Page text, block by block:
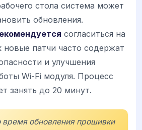
стола система может
обновления.
согласиться на
новые патчи часто содержат
и улучшения
Wi-Fi модуля. Процесс
занять до 20 минут.
обновления прошивки